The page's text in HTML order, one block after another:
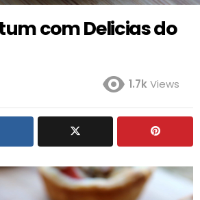
com Delicias do
1.7kViews